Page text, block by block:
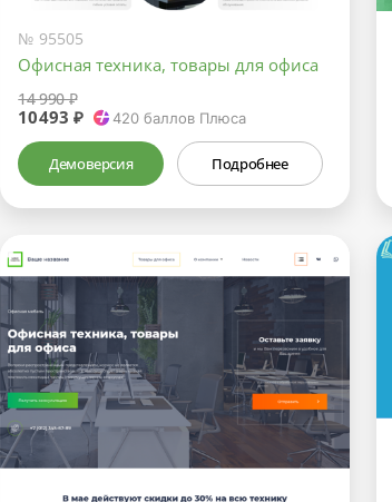
№ 95505
Офисная техника, товары для офиса
14 990 ₽
10493 ₽ 420баллов Плюса
Демоверсия Подробнее